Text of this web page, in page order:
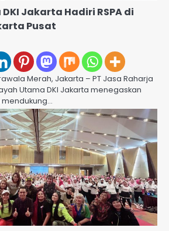
Jakarta Hadiri RSPA di
Pusat
Merah, Jakarta – PT Jasa Raharja
Utama DKI Jakarta menegaskan